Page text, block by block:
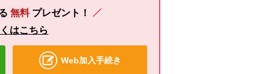
無料 プレゼント！
はこちら
Web加入手続き